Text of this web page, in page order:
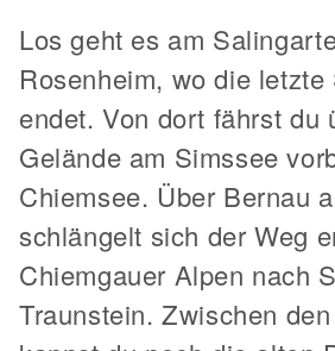
Los geht es am
Rosenheim, wo die letzte
endet. Von dort fährst du
Gelände am Simssee
Chiemsee. Über Bernau
schlängelt sich der Weg
Chiemgauer Alpen nach
Traunstein. Zwischen